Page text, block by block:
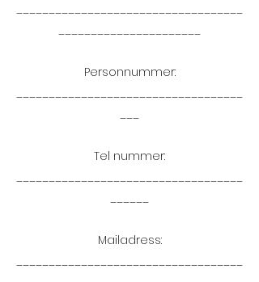
___________________________________
______________________
Personnummer:
___________________________________
___
Tel nummer:
___________________________________
______
Mailadress:
___________________________________